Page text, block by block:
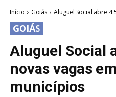
Início Goiás Aluguel Social abre
GOIÁS
Aluguel Social
novas vagas
municípios